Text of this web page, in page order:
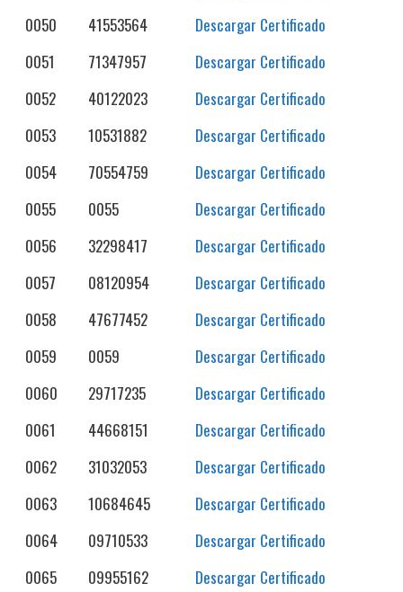
0050
41553564
Descargar Certificado
0051
71347957
Descargar Certificado
0052
40122023
Descargar Certificado
0053
10531882
Descargar Certificado
0054
70554759
Descargar Certificado
0055
0055
Descargar Certificado
0056
32298417
Descargar Certificado
0057
08120954
Descargar Certificado
0058
47677452
Descargar Certificado
0059
0059
Descargar Certificado
0060
29717235
Descargar Certificado
0061
44668151
Descargar Certificado
0062
31032053
Descargar Certificado
0063
10684645
Descargar Certificado
0064
09710533
Descargar Certificado
0065
09955162 Descargar Certificado